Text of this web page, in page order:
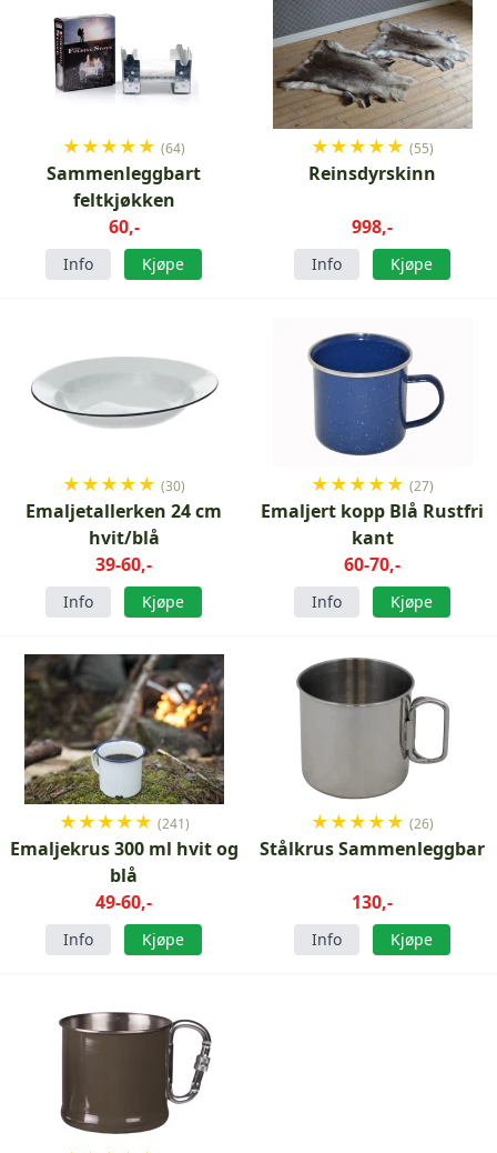
★★★★★ (64)
Sammenleggbart
feltkjøkken
60,-
Info Kjøpe
★★★★★ (55)
Reinsdyrskinn
998,-
Info Kjøpe
★★★★★ (30)
Emaljetallerken 24 cm
hvit/blå
39-60,-
Info Kjøpe
★★★★★ (27)
Emaljert kopp Blå Rustfri
kant
60-70,-
Info Kjøpe
★★★★★ (241)
Emaljekrus 300 ml hvit og
blå
49-60,-
Info Kjøpe
★★★★★ (26)
Stålkrus Sammenleggbar
130,-
Info Kjøpe